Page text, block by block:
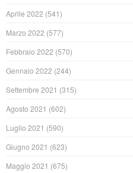
Aprile 2022 (541)
Marzo 2022 (577)
Febbraio 2022 (570)
Gennaio 2022 (244)
Settembre 2021 (315)
Agosto 2021 (602)
Luglio 2021 (590)
Giugno 2021 (623)
Maggio 2021 (675)